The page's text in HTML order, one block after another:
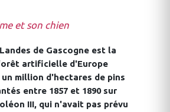
et son chien
de Gascogne est la
artificielle d'Europe
million d'hectares de pins
entre 1857 et 1890 sur
III, qui n'avait pas prévu